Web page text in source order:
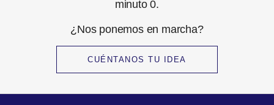
minuto 0.
¿Nos ponemos en marcha?
CUÉNTANOS TU IDEA